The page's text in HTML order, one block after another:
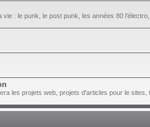
vie : le punk, le post punk, les années 80
les projets web, projets d'articles pour le sites,